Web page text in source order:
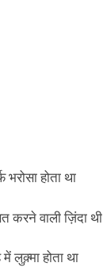
होता था
वाली ज़िंदा थी
लुक़्मा होता था